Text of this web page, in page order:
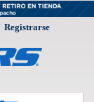
Registrarse